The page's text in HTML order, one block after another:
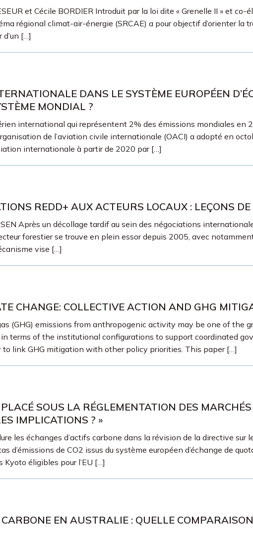
et Cécile BORDIER Introduit par la loi dite « Grenelle II » et co-
régional climat-air-énergie (SRCAE) a pour objectif d’orienter la
[…]
DANS LE SYSTÈME EUROPÉEN
MONDIAL ?
international qui représentent 2% des émissions mondiales
de l’aviation civile internationale (OACI) a adopté en
internationale à partir de 2020 par […]
REDD+ AUX ACTEURS LOCAUX : LEÇONS
Après un décollage tardif au sein des négociations
forestier se trouve en plein essor depuis 2005, avec
vise […]
CHANGE: COLLECTIVE ACTION AND GHG
(GHG) emissions from anthropogenic activity may be one of the
terms of the institutional configurations to support coordinated
link GHG mitigation with other policy priorities. This paper […]
SOUS LA RÉGLEMENTATION DES
IMPLICATIONS ? »
les échanges d’actifs carbone dans la révision de la directive sur
d’émissions de CO2 issus du système européen d’échange de
éligibles pour l’EU […]
EN AUSTRALIE : QUELLE